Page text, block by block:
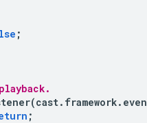
;
(cast. framework.
;